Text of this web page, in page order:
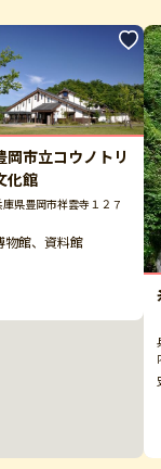
岡市立コウノトリ
化館
庫県豊岡市祥雲寺１２７
物館、資料館